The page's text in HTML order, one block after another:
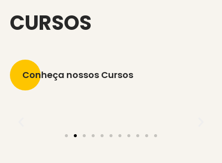
CURSOS
Conheça nossos Cursos